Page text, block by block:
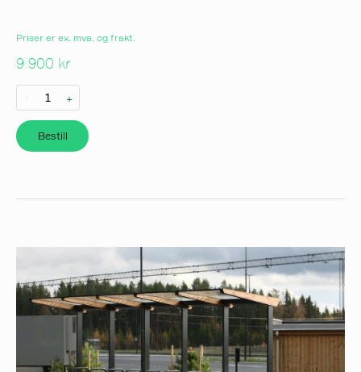
Priser er ex. mva. og frakt.
9 900 kr
- +
Bestill